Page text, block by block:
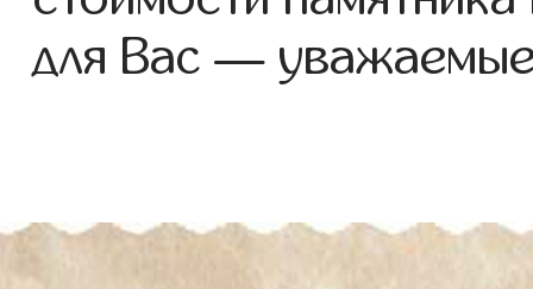
для Вас —